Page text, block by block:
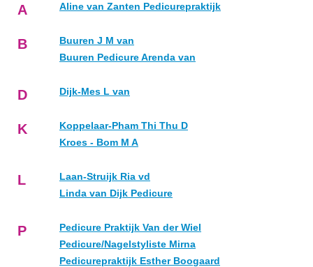
A Aline van Zanten Pedicurepraktijk
B
Buuren J M van
Buuren Pedicure Arenda van
D Dijk-Mes L van
K
Koppelaar-Pham Thi Thu D
Kroes - Bom M A
L
Laan-Struijk Ria vd
Linda van Dijk Pedicure
P
Pedicure Praktijk Van der Wiel
Pedicure/Nagelstyliste Mirna
Pedicurepraktijk Esther Boogaard